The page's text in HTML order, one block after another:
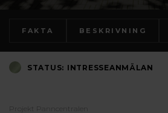
FAKTA BESKRIVNING
STATUS: INTRESSEANMÄLAN
Projekt Panncentralen